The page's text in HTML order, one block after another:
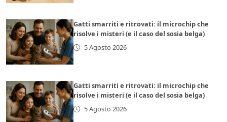
Gatti smarriti e ritrovati: il microchip che
risolve i misteri (e il caso del sosia belga)
5 Agosto 2026
Gatti smarriti e ritrovati: il microchip che
risolve i misteri (e il caso del sosia belga)
5 Agosto 2026